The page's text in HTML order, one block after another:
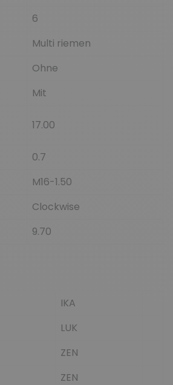
6
Multi riemen
Ohne
Mit
17.00
0.7
M16-1.50
Clockwise
9.70
IKA
LUK
ZEN
ZEN